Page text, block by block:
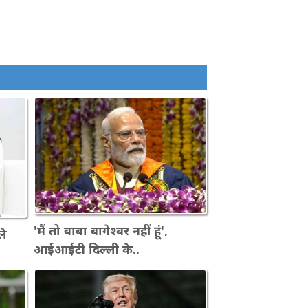
'मैं तो बाबा बागेश्वर नहीं हूं',
आईआईटी दिल्ली के..